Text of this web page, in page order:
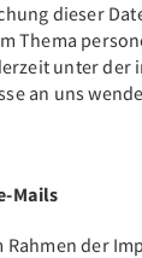
dieser
Thema
unter der
an uns
Mails
Rahmen der